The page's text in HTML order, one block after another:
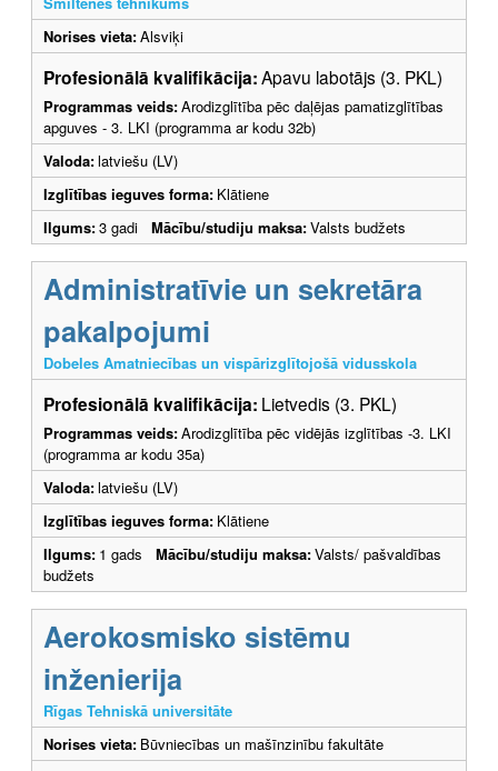
Norises vieta:Alsviķi
Profesionālā kvalifikācija:Apavu labotājs (3. PKL)
Programmas veids:Arodizglītība pēc daļējas pamatizglītības
apguves - 3. LKI (programma ar kodu 32b)
Valoda:latviešu (LV)
Izglītības ieguves forma: Klātiene
Ilgums:3 gadi Mācību/studiju maksa:Valsts budžets
Administratīvie un sekretāra
pakalpojumi
Dobeles Amatniecības un vispārizglītojošā vidusskola
Profesionālā kvalifikācija: Lietvedis (3. PKL)
Programmas veids:Arodizglītība pēc vidējās izglītības -3. LKI
(programma ar kodu 35a)
Valoda:latviešu (LV)
Izglītības ieguves forma: Klātiene
Ilgums: 1 gads Mācību/studiju maksa:Valsts/ pašvaldības
budžets
Aerokosmisko sistēmu
inženierija
Rīgas Tehniskā universitāte
Norises vieta: Būvniecības un mašīnzinību fakultāte